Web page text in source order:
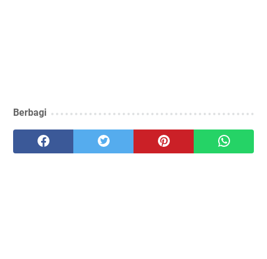
Berbagi